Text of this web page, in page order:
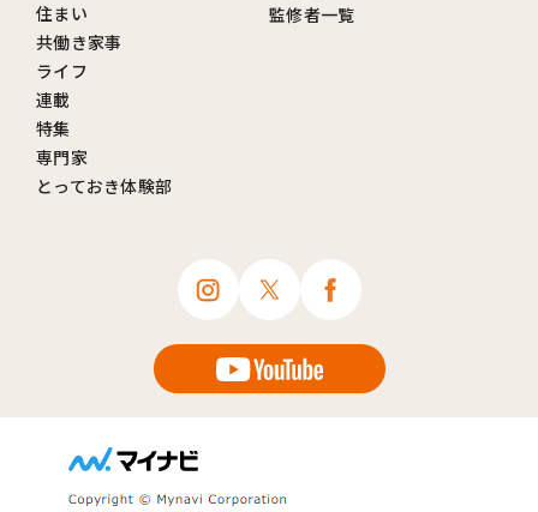
住まい
共働き家事
ライフ
連載
特集
専門家
とっておき体験部
監修者一覧